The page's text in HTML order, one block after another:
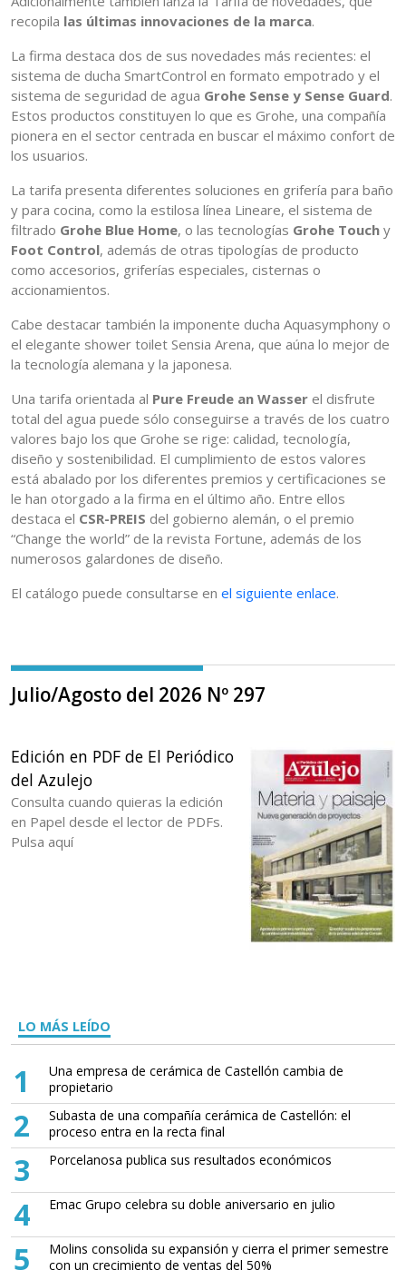
recopila las últimas innovaciones de la marca.
La firma destaca dos de sus novedades más recientes: el
sistema de ducha SmartControl en formato empotrado y el
sistema de seguridad de agua Grohe Sense y Sense Guard.
Estos productos constituyen lo que es Grohe, una compañía
pionera en el sector centrada en buscar el máximo confort de
los usuarios.
La tarifa presenta diferentes soluciones en grifería para baño
y para cocina, como la estilosa línea Lineare, el sistema de
filtrado Grohe Blue Home, o las tecnologías Grohe Touch y
Foot Control, además de otras tipologías de producto
como accesorios, griferías especiales, cisternas o
accionamientos.
Cabe destacar también la imponente ducha Aquasymphony o
el elegante shower toilet Sensia Arena, que aúna lo mejor de
la tecnología alemana y la japonesa.
Una tarifa orientada al Pure Freude an Wasser el disfrute
total del agua puede sólo conseguirse a través de los cuatro
valores bajo los que Grohe se rige: calidad, tecnología,
diseño y sostenibilidad. El cumplimiento de estos valores
está abalado por los diferentes premios y certificaciones se
le han otorgado a la firma en el último año. Entre ellos
destaca el CSR-PREIS del gobierno alemán, o el premio
“Change the world” de la revista Fortune, además de los
numerosos galardones de diseño.
El catálogo puede consultarse en el siguiente enlace.
Julio/Agosto del 2026 Nº 297
Edición en PDF de El Periódico
del Azulejo
Consulta cuando quieras la edición
en Papel desde el lector de PDFs.
Pulsa aquí
LO MÁS LEÍDO
1
Una empresa de cerámica de Castellón cambia de
propietario
2
Subasta de una compañía cerámica de Castellón: el
proceso entra en la recta final
3 Porcelanosa publica sus resultados económicos
4 Emac Grupo celebra su doble aniversario en julio
5
Molins consolida su expansión y cierra el primer semestre
con un crecimiento de ventas del 50%